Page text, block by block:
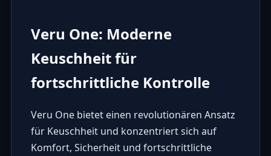
Veru One: Moderne
Keuschheit für
fortschrittliche Kontrolle
Veru One bietet einen revolutionären Ansatz
für Keuschheit und konzentriert sich auf
Komfort, Sicherheit und fortschrittliche